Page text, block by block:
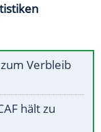
Verbleib
hält zu